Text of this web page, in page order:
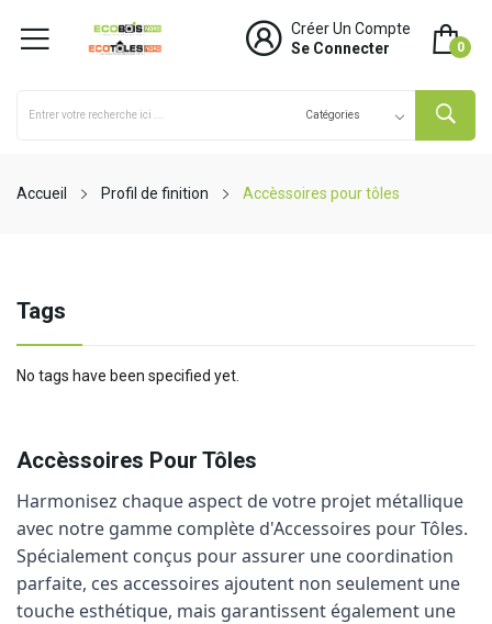
Créer Un Compte
Se Connecter
0
Accueil Profil de finition Accèssoires pour tôles
Tags
No tags have been specified yet.
Accèssoires Pour Tôles
Harmonisez chaque aspect de votre projet métallique
avec notre gamme complète d'Accessoires pour Tôles.
Spécialement conçus pour assurer une coordination
parfaite, ces accessoires ajoutent non seulement une
touche esthétique, mais garantissent également une